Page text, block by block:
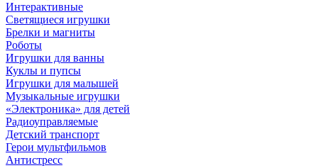
Интерактивные
Светящиеся игрушки
Брелки и магниты
Роботы
Игрушки для ванны
Куклы и пупсы
Игрушки для малышей
Музыкальные игрушки
«Электроника» для детей
Радиоуправляемые
Детский транспорт
Герои мультфильмов
Антистресс